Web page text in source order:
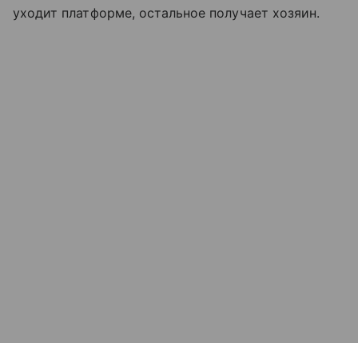
уходит платформе, остальное получает хозяин.